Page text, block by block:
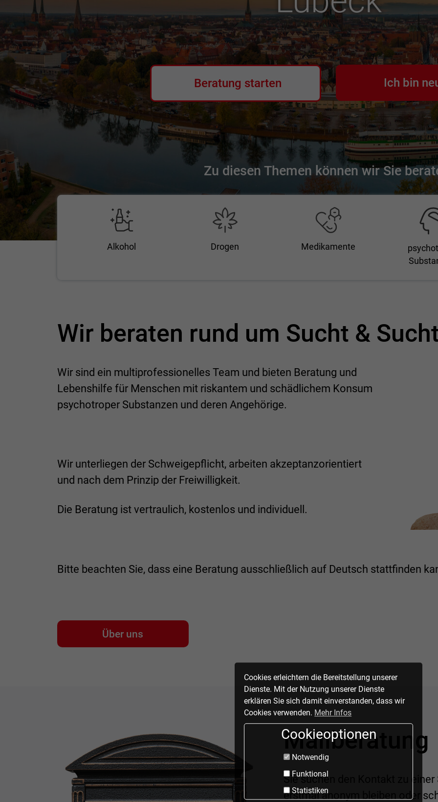
Cookies erleichtern die Bereitstellung unserer
Dienste. Mit der Nutzung unserer Dienste
erklären Sie sich damit einverstanden, dass wir
Cookies verwenden. Mehr Infos
Cookieoptionen
Notwendig
Funktional
Statistiken
Beratung starten Ich bin
Zu diesen Themen können wir Sie
Alkohol Drogen Medikamente
Wir beraten rund um Sucht &
Wir sind ein multiprofessionelles Team und bieten Beratung und
Lebenshilfe für Menschen mit riskantem und schädlichem Konsum
psychotroper Substanzen und deren Angehörige.
Wir unterliegen der Schweigepflicht, arbeiten akzeptanzorientiert
und nach dem Prinzip der Freiwilligkeit.
Die Beratung ist vertraulich, kostenlos und individuell.
Bitte beachten Sie, dass eine Beratung ausschließlich auf Deutsch stattfinden
Über uns
Mailberatung
Sie suchen den Kontakt zu
erstmal anonym bleiben oder